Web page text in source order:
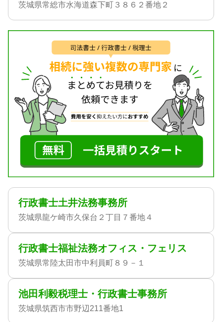
茨城県常総市水海道森下町３８６２番地２
行政書士土井法務事務所
茨城県龍ケ崎市久保台２丁目７番地４
行政書士福祉法務オフィス・フェリス
茨城県常陸太田市中利員町８９－１
池田利毅税理士・行政書士事務所
茨城県筑西市市野辺211番地1